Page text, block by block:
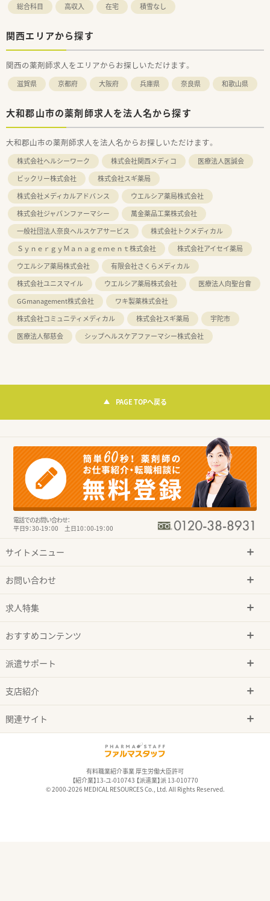
総合科目
高収入 在宅 積雪なし
関西エリアから探す
関西の薬剤師求人をエリアからお探しいただけます。
滋賀県 京都府 大阪府 兵庫県 奈良県 和歌山県
大和郡山市の薬剤師求人を法人名から探す
大和郡山市の薬剤師求人を法人名からお探しいただけます。
株式会社ヘルシーワーク 株式会社関西メディコ
医療法人医誠会
ビックリー株式会社
株式会社スギ薬局
株式会社メディカルアドバンス
ウエルシア薬局株式会社
株式会社ジャパンファーマシー
萬金薬品工業株式会社
一般社団法人奈良ヘルスケアサービス
株式会社トクメディカル
ＳｙｎｅｒｇｙＭａｎａｇｅｍｅｎｔ株式会社
株式会社アイセイ薬局
ウエルシア薬局株式会社
有限会社さくらメディカル
株式会社ユニスマイル
ウエルシア薬局株式会社
医療法人向聖台會
GGmanagement株式会社
ワキ製薬株式会社
株式会社コミュニティメディカル
株式会社スギ薬局
宇陀市
医療法人郁慈会
シップヘルスケアファーマシー株式会社
PAGE TOPへ戻る
電話でのお問い合わせ：
平日9：30-19：00 土日10：00-19：00
サイトメニュー
お問い合わせ
求人特集
おすすめコンテンツ
派遣サポート
支店紹介
関連サイト
有料職業紹介事業 厚生労働大臣許可
【紹介業】13-ユ-010743 【派遣業】派 13-010770
© 2000-2026 MEDICAL RESOURCES Co., Ltd. All Rights Reserved.